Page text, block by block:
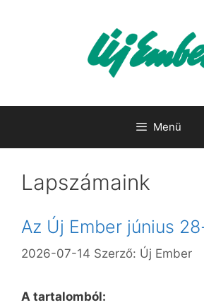
Menü
Lapszámaink
Az Új Ember június
2026-07-14 Szerző: Új Ember
A tartalomból: